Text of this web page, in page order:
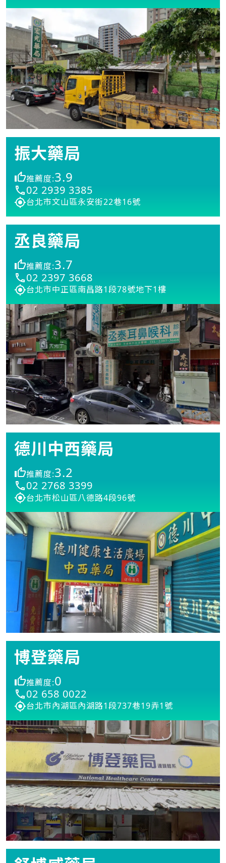
振大藥局
推薦度:3.9
02 2939 3385
台北市文山區永安街22巷16號
丞良藥局
推薦度:3.7
02 2397 3668
台北市中正區南昌路1段78號地下1樓
德川中西藥局
推薦度:3.2
02 2768 3399
台北市松山區八德路4段96號
博登藥局
推薦度:0
02 658 0022
台北市內湖區內湖路1段737巷19弄1號